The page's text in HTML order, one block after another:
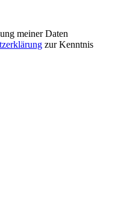
meiner Daten
zur Kenntnis